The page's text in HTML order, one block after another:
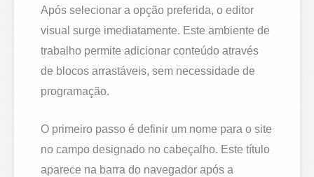
Após selecionar a opção preferida, o editor
visual surge imediatamente. Este ambiente de
trabalho permite adicionar conteúdo através
de blocos arrastáveis, sem necessidade de
programação.
O primeiro passo é definir um nome para o site
no campo designado no cabeçalho. Este título
aparece na barra do navegador após a